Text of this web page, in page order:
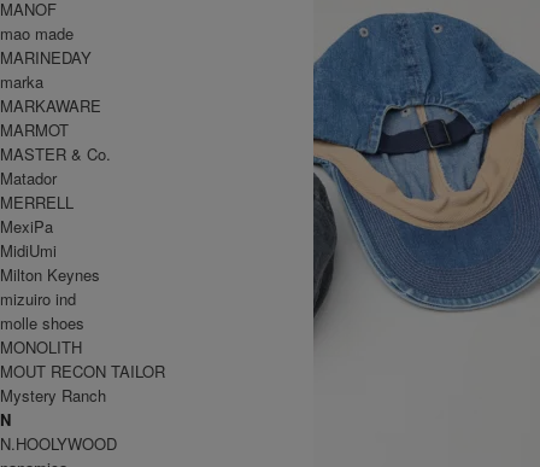
MANOF
mao made
MARINEDAY
marka
MARKAWARE
MARMOT
MASTER & Co.
Matador
MERRELL
MexiPa
MidiUmi
Milton Keynes
mizuiro ind
molle shoes
MONOLITH
MOUT RECON TAILOR
Mystery Ranch
N
N.HOOLYWOOD